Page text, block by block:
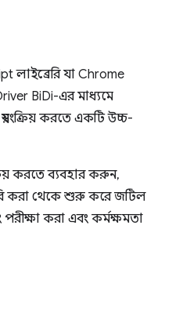
যা Chrome
BiDi-এর মাধ্যমে
করতে একটি উচ্চ-
করতে ব্যবহার করুন,
করা থেকে শুরু করে জটিল
করা এবং কর্মক্ষমতা